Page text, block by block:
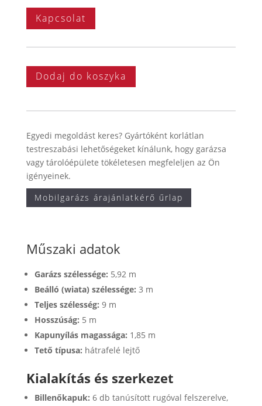
Kapcsolat
Dodaj do koszyka
Egyedi megoldást keres? Gyártóként korlátlan
testreszabási lehetőségeket kínálunk, hogy garázsa
vagy tárolóépülete tökéletesen megfeleljen az Ön
igényeinek.
Mobilgarázs árajánlatkérő űrlap
Műszaki adatok
Garázs szélessége: 5,92 m
Beálló (wiata) szélessége: 3 m
Teljes szélesség: 9 m
Hosszúság: 5 m
Kapunyílás magassága: 1,85 m
Tető típusa: hátrafelé lejtő
Kialakítás és szerkezet
Billenőkapuk: 6 db tanúsított rugóval felszerelve,